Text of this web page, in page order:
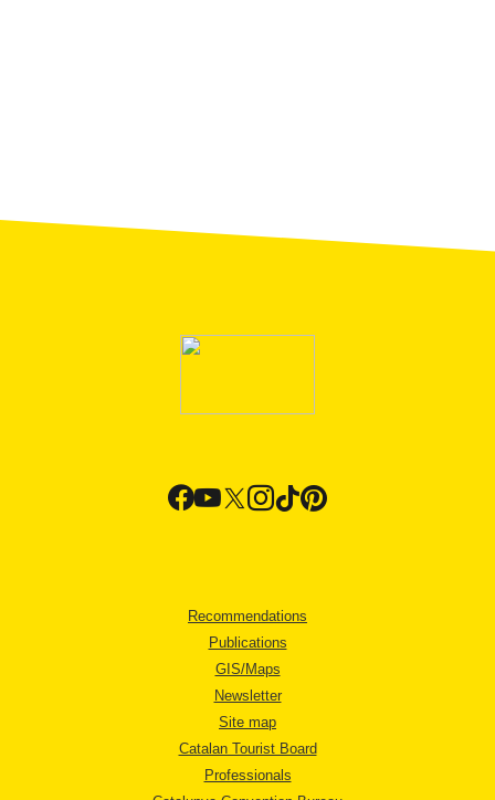
Recommendations
Publications
GIS/Maps
Newsletter
Site map
Catalan Tourist Board
Professionals